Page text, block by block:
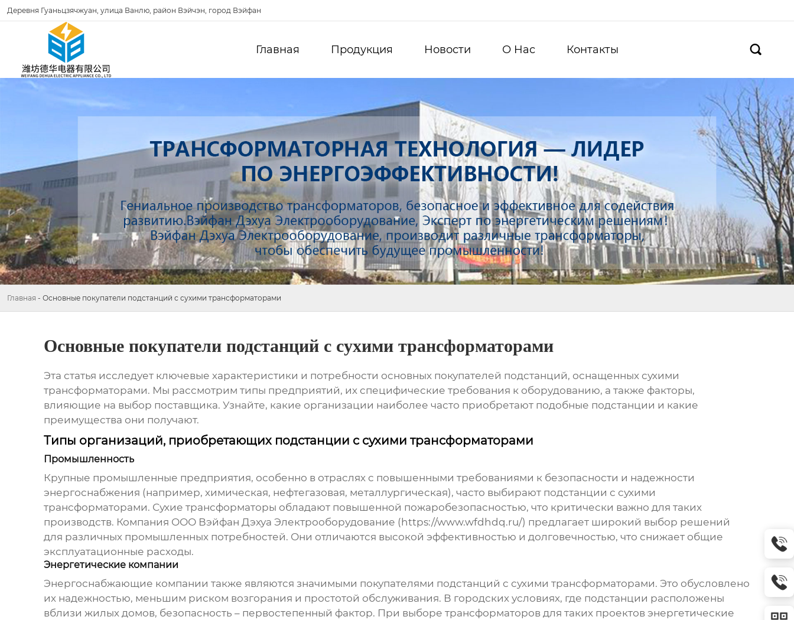
Деревня Гуаньцзячжуан, улица Ванлю, район Вэйчэн, город Вэйфан
Главная Продукция Новости О Hас Контакты 
Главная - Основные покупатели подстанций с сухими трансформаторами
Основные покупатели подстанций с сухими трансформаторами
Эта статья исследует ключевые характеристики и потребности основных покупателей подстанций, оснащенных сухими
трансформаторами. Мы рассмотрим типы предприятий, их специфические требования к оборудованию, а также факторы,
влияющие на выбор поставщика. Узнайте, какие организации наиболее часто приобретают подобные подстанции и какие
преимущества они получают.
Типы организаций, приобретающих подстанции с сухими трансформаторами
Промышленность
Крупные промышленные предприятия, особенно в отраслях с повышенными требованиями к безопасности и надежности
энергоснабжения (например, химическая, нефтегазовая, металлургическая), часто выбирают подстанции с сухими
трансформаторами. Сухие трансформаторы обладают повышенной пожаробезопасностью, что критически важно для таких
производств. Компания ООО Вэйфан Дэхуа Электрооборудование ( https://www.wfdhdq.ru/) предлагает широкий выбор решений
для различных промышленных потребностей. Они отличаются высокой эффективностью и долговечностью, что снижает общие
эксплуатационные расходы.
Энергетические компании
Энергоснабжающие компании также являются значимыми покупателями подстанций с сухими трансформаторами. Это обусловлено
их надежностью, меньшим риском возгорания и простотой обслуживания. В городских условиях, где подстанции расположены
вблизи жилых домов, безопасность – первостепенный фактор. При выборе трансформаторов для таких проектов энергетические